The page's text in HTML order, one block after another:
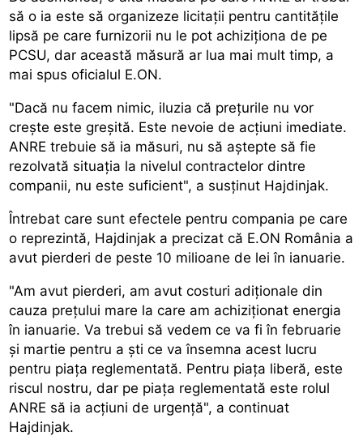
să o ia este să organizeze licitații pentru cantitățile
lipsă pe care furnizorii nu le pot achiziționa de pe
PCSU, dar această măsură ar lua mai mult timp, a
mai spus oficialul E.ON.
"Dacă nu facem nimic, iluzia că prețurile nu vor
crește este greșită. Este nevoie de acțiuni imediate.
ANRE trebuie să ia măsuri, nu să aștepte să fie
rezolvată situația la nivelul contractelor dintre
companii, nu este suficient", a susținut Hajdinjak.
Întrebat care sunt efectele pentru compania pe care
o reprezintă, Hajdinjak a precizat că E.ON România a
avut pierderi de peste 10 milioane de lei în ianuarie.
"Am avut pierderi, am avut costuri adiționale din
cauza prețului mare la care am achiziționat energia
în ianuarie. Va trebui să vedem ce va fi în februarie
și martie pentru a ști ce va însemna acest lucru
pentru piața reglementată. Pentru piața liberă, este
riscul nostru, dar pe piața reglementată este rolul
ANRE să ia acțiuni de urgență", a continuat
Hajdinjak.